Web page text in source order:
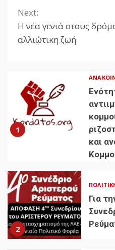
Next:
Η νέα γενιά στους
αλλιώτικη ζωή
1
και
2
Για